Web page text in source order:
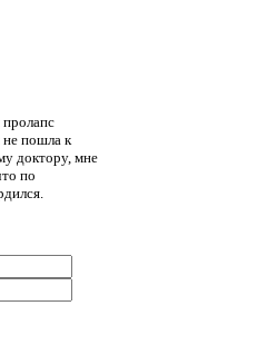
не пошла к
доктору, мне
по